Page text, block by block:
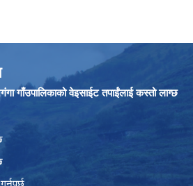
गाँउपालिकाको वेइसाईट तपाईंलाई कस्तो लाग्छ